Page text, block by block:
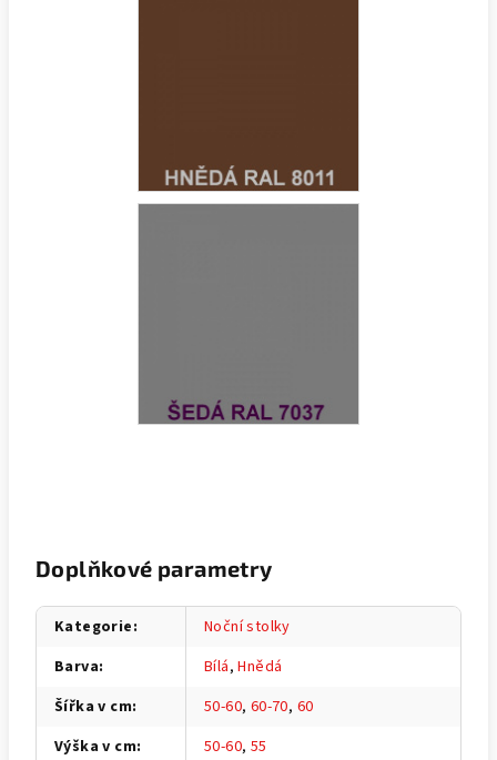
Doplňkové parametry
Kategorie:
Noční stolky
Barva: Bílá,Hnědá
Šířka v cm: 50-60, 60-70, 60
Výška v cm: 50-60, 55